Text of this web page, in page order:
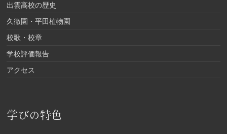
出雲高校の歴史
久徴園・平田植物園
校歌・校章
学校評価報告
アクセス
学びの特色